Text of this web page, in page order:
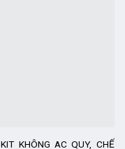
KHÔNG AC QUY, CHẾ